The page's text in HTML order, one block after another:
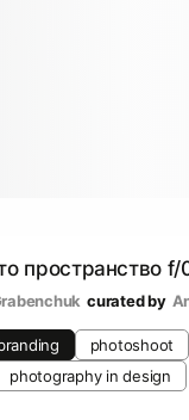
пространство f/
curated by
photoshoot
photography in design